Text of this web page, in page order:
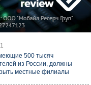
500 тысяч
из России, должны
местные филиалы